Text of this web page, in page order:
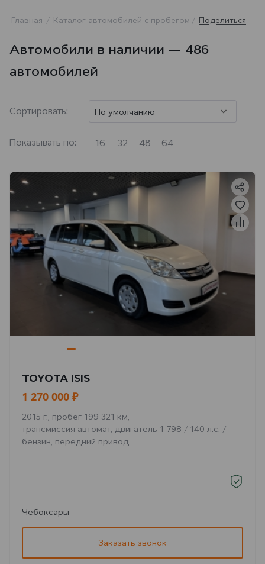
Главная Каталог автомобилей с пробегом Поделиться
Автомобили в наличии — 486
автомобилей
Сортировать: По умолчанию
Показывать по: 16 32 48 64
TOYOTA ISIS
1 270 000 ₽
2015 г., пробег 199 321 км,
трансмиссия автомат, двигатель 1 798 / 140 л.с. /
бензин, передний привод
Чебоксары
Заказать звонок